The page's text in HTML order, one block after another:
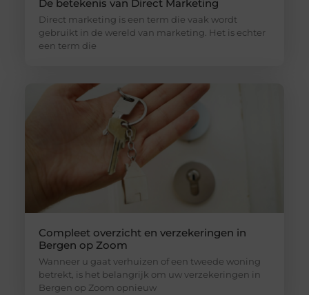
De betekenis van Direct Marketing
Direct marketing is een term die vaak wordt
gebruikt in de wereld van marketing. Het is echter
een term die
Compleet overzicht en verzekeringen in
Bergen op Zoom
Wanneer u gaat verhuizen of een tweede woning
betrekt, is het belangrijk om uw verzekeringen in
Bergen op Zoom opnieuw